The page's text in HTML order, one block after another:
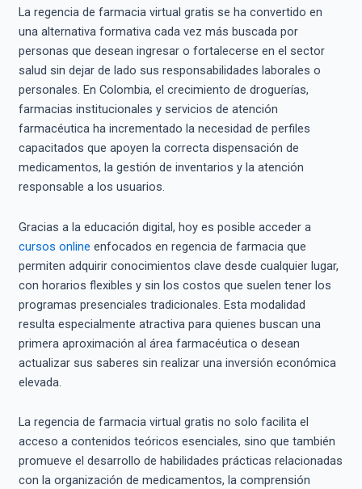
La regencia de farmacia virtual gratis se ha convertido en
una alternativa formativa cada vez más buscada por
personas que desean ingresar o fortalecerse en el sector
salud sin dejar de lado sus responsabilidades laborales o
personales. En Colombia, el crecimiento de droguerías,
farmacias institucionales y servicios de atención
farmacéutica ha incrementado la necesidad de perfiles
capacitados que apoyen la correcta dispensación de
medicamentos, la gestión de inventarios y la atención
responsable a los usuarios.
Gracias a la educación digital, hoy es posible acceder a
cursos online enfocados en regencia de farmacia que
permiten adquirir conocimientos clave desde cualquier lugar,
con horarios flexibles y sin los costos que suelen tener los
programas presenciales tradicionales. Esta modalidad
resulta especialmente atractiva para quienes buscan una
primera aproximación al área farmacéutica o desean
actualizar sus saberes sin realizar una inversión económica
elevada.
La regencia de farmacia virtual gratis no solo facilita el
acceso a contenidos teóricos esenciales, sino que también
promueve el desarrollo de habilidades prácticas relacionadas
con la organización de medicamentos, la comprensión